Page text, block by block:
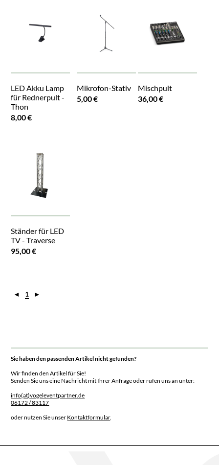
LED Akku Lamp
für Rednerpult -
Thon
8,00 €
Mikrofon-Stativ
5,00 €
Mischpult
36,00 €
Ständer für LED
TV - Traverse
95,00 €
◄ 1 ►
Sie haben den passenden Artikel nicht gefunden?
Wir finden den Artikel für Sie!
Senden Sie uns eine Nachricht mit Ihrer Anfrage oder rufen uns an unter:
info(at)vogeleventpartner.de
06172 / 83117
oder nutzen Sie unser Kontaktformular.